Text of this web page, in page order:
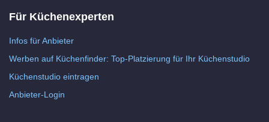
Für Küchenexperten
Infos für Anbieter
Werben auf Küchenfinder: Top-Platzierung für Ihr Küchenstudio
Küchenstudio eintragen
Anbieter-Login